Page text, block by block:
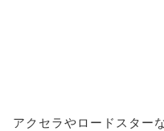
アクセラやロードスター